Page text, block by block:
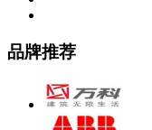
品牌推荐